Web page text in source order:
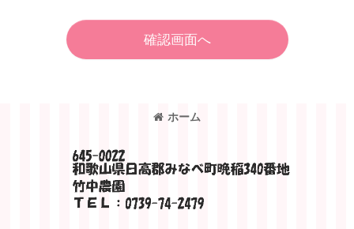
確認画面へ
ホーム